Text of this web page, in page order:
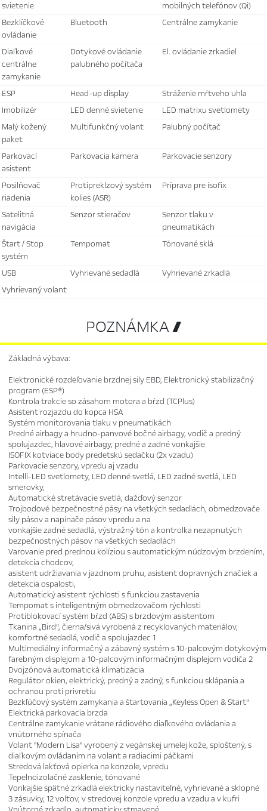
svietenie
mobilných telefónov (Qi)
bezklíčkové
ovládanie
bluetooth centrálne zamykanie
diaľkové
centrálne
zamykanie
dotykové ovládanie
palubného počítača
el. ovládanie zrkadiel
ESP head-up display
stráženie mŕtveho uhla
imobilizér
LED denné svietenie
LED matrixu svetlomety
malý kožený
paket
multifunkčný volant palubný počítač
parkovací
asistent
parkovacia kamera parkovacie senzory
posilňovač
riadenia
protipreklzový systém
kolies (ASR)
príprava pre isofix
satelitná
navigácia
senzor stieračov
senzor tlaku v
pneumatikách
Štart / Stop
systém
tempomat tónované sklá
USB vyhrievané sedadlá
vyhrievané zrkadlá
vyhrievaný volant
POZNÁMKA 
Základná výbava:
Elektronické rozdeľovanie brzdnej sily EBD, Elektronický stabilizačný
program (ESP®)
Kontrola trakcie so zásahom motora a bŕzd (TCPlus)
Asistent rozjazdu do kopca HSA
Systém monitorovania tlaku v pneumatikách
Predné airbagy a hrudno-panvové bočné airbagy, vodič a predný
spolujazdec, hlavové airbagy, predné a zadné vonkajšie
ISOFIX kotviace body predetskú sedačku (2x vzadu)
Parkovacie senzory, vpredu aj vzadu
Intelli-LED svetlomety, LED denné svetlá, LED zadné svetlá, LED
smerovky,
Automatické stretávacie svetlá, dažďový senzor
Trojbodové bezpečnostné pásy na všetkých sedadlách, obmedzovače
sily pásov a napínače pásov vpredu a na
vonkajšie zadné sedadlá, výstražný tón a kontrolka nezapnutých
bezpečnostných pásov na všetkých sedadlách
Varovanie pred prednou kolíziou s automatickým núdzovým brzdením,
detekcia chodcov,
asistent udržiavania v jazdnom pruhu, asistent dopravných značiek a
detekcia ospalosti,
Automatický asistent rýchlosti s funkciou zastavenia
Tempomat s inteligentným obmedzovačom rýchlosti
Protiblokovací systém bŕzd (ABS) s brzdovým asistentom
Tkanina „Bird“, čierna/sivá vyrobená z recyklovaných materiálov,
komfortné sedadlá, vodič a spolujazdec 1
Multimediálny informačný a zábavný systém s 10-palcovým dotykovým
farebným displejom a 10-palcovým informačným displejom vodiča 2
Dvojzónová automatická klimatizácia
Regulátor okien, elektrický, predný a zadný, s funkciou sklápania a
ochranou proti privretiu
Bezkľúčový systém zamykania a štartovania „Keyless Open & Start“
Elektrická parkovacia brzda
Centrálne zamykanie vrátane rádiového diaľkového ovládania a
vnútorného spínača
Volant "Modern Lisa" vyrobený z vegánskej umelej kože, sploštený, s
diaľkovým ovládaním na volant a radiacimi páčkami
Stredová lakťová opierka na konzole, vpredu
Tepelnoizolačné zasklenie, tónované
Vonkajšie spätné zrkadlá elektricky nastaviteľné, vyhrievané a sklopné
3 zásuvky, 12 voltov, v stredovej konzole vpredu a vzadu a v kufri